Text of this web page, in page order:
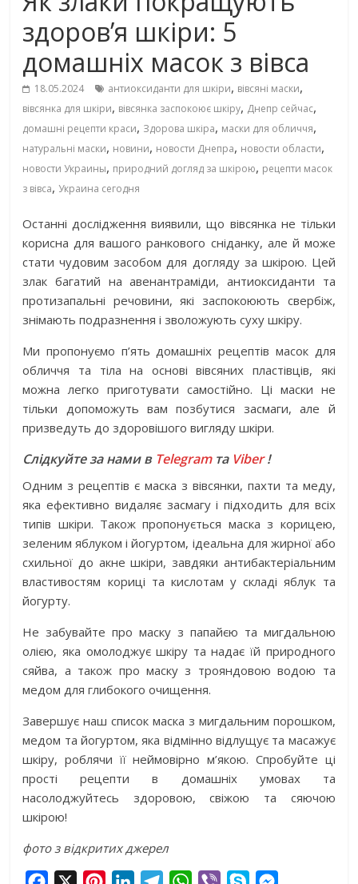
здоров’я шкіри: 5
домашніх масок з вівса
18.05.2024 антиоксиданти для шкіри, вівсяні маски,
вівсянка для шкіри, вівсянка заспокоює шкіру, Днепр сейчас,
домашні рецепти краси, Здорова шкіра, маски для обличчя,
натуральні маски, новини, новости Днепра, новости области,
новости Украины, природний догляд за шкірою, рецепти масок
з вівса, Украина сегодня
Останні дослідження виявили, що вівсянка не тільки
корисна для вашого ранкового сніданку, але й може
стати чудовим засобом для догляду за шкірою. Цей
злак багатий на авенантраміди, антиоксиданти та
протизапальні речовини, які заспокоюють свербіж,
знімають подразнення і зволожують суху шкіру.
Ми пропонуємо п’ять домашніх рецептів масок для
обличчя та тіла на основі вівсяних пластівців, які
можна легко приготувати самостійно. Ці маски не
тільки допоможуть вам позбутися засмаги, але й
призведуть до здоровішого вигляду шкіри.
Слідкуйте за нами в Telegramта Viber!
Одним з рецептів є маска з вівсянки, пахти та меду,
яка ефективно видаляє засмагу і підходить для всіх
типів шкіри. Також пропонується маска з корицею,
зеленим яблуком і йогуртом, ідеальна для жирної або
схильної до акне шкіри, завдяки антибактеріальним
властивостям кориці та кислотам у складі яблук та
йогурту.
Не забувайте про маску з папайєю та мигдальною
олією, яка омолоджує шкіру та надає їй природного
сяйва, а також про маску з трояндовою водою та
медом для глибокого очищення.
Завершує наш список маска з мигдальним порошком,
медом та йогуртом, яка відмінно відлущує та масажує
шкіру, роблячи її неймовірно м’якою. Спробуйте ці
прості рецепти в домашніх умовах та
насолоджуйтесь здоровою, свіжою та сяючою
шкірою!
фото з відкритих джерел